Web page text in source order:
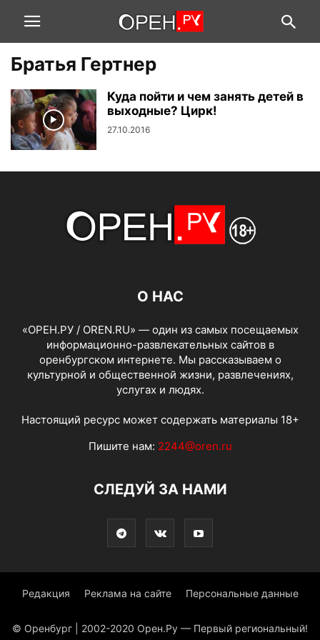
Братья Гертнер
Куда пойти и чем занять детей в
выходные? Цирк!
27.10.2016
О НАС
«ОРЕН.РУ / OREN.RU» — один из самых посещаемых
информационно-развлекательных сайтов в
оренбургском интернете. Мы рассказываем о
культурной и общественной жизни, развлечениях,
услугах и людях.
Настоящий ресурс может содержать материалы 18+
Пишите нам: 2244@oren.ru
СЛЕДУЙ ЗА НАМИ
Редакция Реклама на сайте Персональные данные
© Оренбург | 2002-2020 Орен.Ру — Первый региональный!